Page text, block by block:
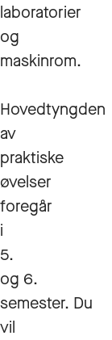
laboratorier
og
maskinrom.
Hovedtyngden
av
praktiske
øvelser
foregår
i
5.
og 6.
semester. Du
vil